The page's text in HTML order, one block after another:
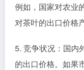
例如，国家对农业
对茶叶的出口价格
5. 竞争状况：国内
的出口价格。如果